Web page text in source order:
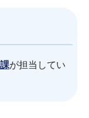
が担当してい